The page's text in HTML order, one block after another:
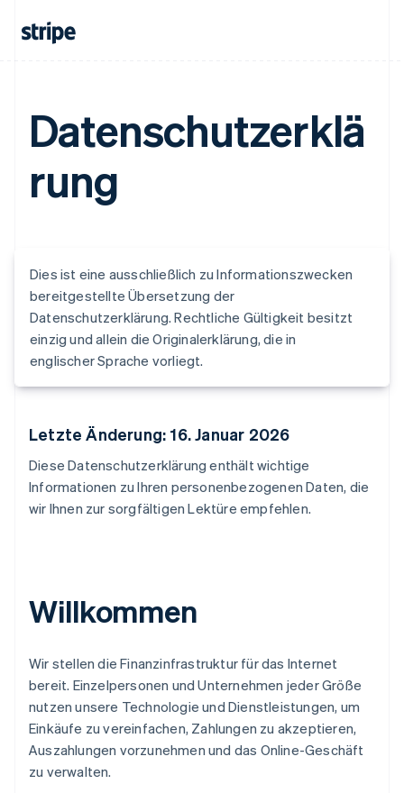
Datenschutzerklä
rung
Dies ist eine ausschließlich zu Informationszwecken
bereitgestellte Übersetzung der
Datenschutzerklärung. Rechtliche Gültigkeit besitzt
einzig und allein die Originalerklärung, die in
englischer Sprache vorliegt.
Letzte Änderung: 16. Januar 2026
Diese Datenschutzerklärung enthält wichtige
Informationen zu Ihren personenbezogenen Daten, die
wir Ihnen zur sorgfältigen Lektüre empfehlen.
Willkommen
Wir stellen die Finanzinfrastruktur für das Internet
bereit. Einzelpersonen und Unternehmen jeder Größe
nutzen unsere Technologie und Dienstleistungen, um
Einkäufe zu vereinfachen, Zahlungen zu akzeptieren,
Auszahlungen vorzunehmen und das Online-Geschäft
zu verwalten.